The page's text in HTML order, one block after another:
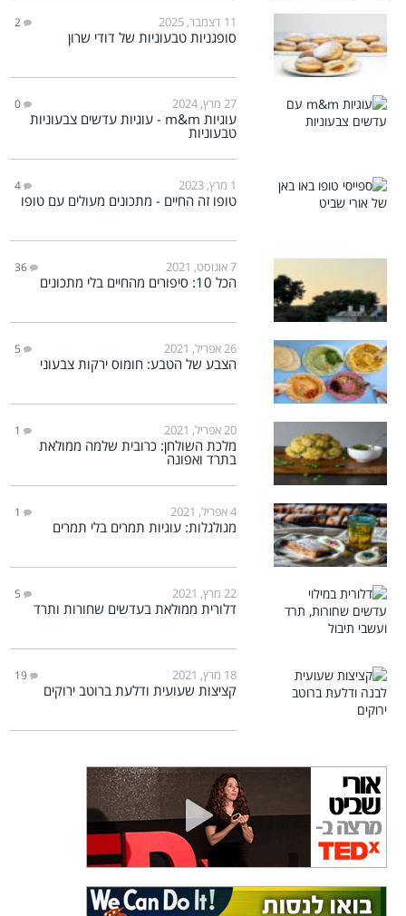
11 דצמבר, 2025 2
סופגניות טבעוניות של דודי שרון
27 מרץ, 2024 0
עוגיות m&m - עוגיות עדשים צבעוניות
טבעוניות
1 מרץ, 2023 4
טופו זה החיים - מתכונים מעולים עם טופו
7 אוגוסט, 2021 36
הכל 10: סיפורים מהחיים בלי מתכונים
26 אפריל, 2021 5
הצבע של הטבע: חומוס ירקות צבעוני
20 אפריל, 2021 1
מלכת השולחן: כרובית שלמה ממולאת
בתרד ואפונה
4 אפריל, 2021 1
מגולגלות: עוגיות תמרים בלי תמרים
22 מרץ, 2021 5
דלורית ממולאת בעדשים שחורות ותרד
18 מרץ, 2021 19
קציצות שעועית ודלעת ברוטב ירוקים